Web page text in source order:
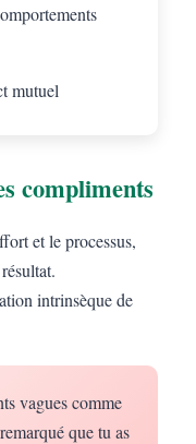
mutuel
compliments
et le processus,
intrinsèque de
vagues comme
que tu as